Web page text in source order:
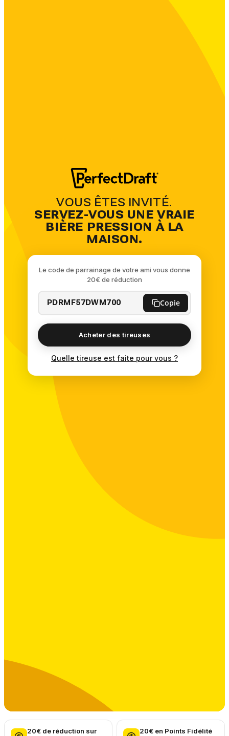
VOUS ÊTES INVITÉ.
SERVEZ-VOUS UNE VRAIE
BIÈRE PRESSION À LA
MAISON.
Le code de parrainage de votre ami vous donne
20€ de réduction
PDRMF57DWM700 Copie
Acheter des tireuses
Quelle tireuse est faite pour vous ?
20€ de réduction sur
20€ en Points Fidélité